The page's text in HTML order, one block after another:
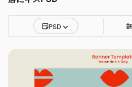
PSD